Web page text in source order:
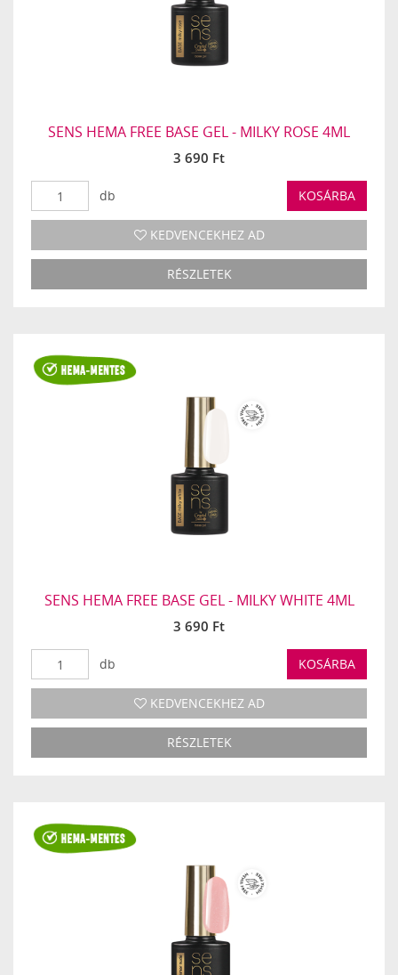
SENS HEMA FREE BASE GEL - MILKY ROSE 4ML
3 690 Ft
db KOSÁRBA
KEDVENCEKHEZ AD
RÉSZLETEK
SENS HEMA FREE BASE GEL - MILKY WHITE 4ML
3 690 Ft
db KOSÁRBA
KEDVENCEKHEZ AD
RÉSZLETEK